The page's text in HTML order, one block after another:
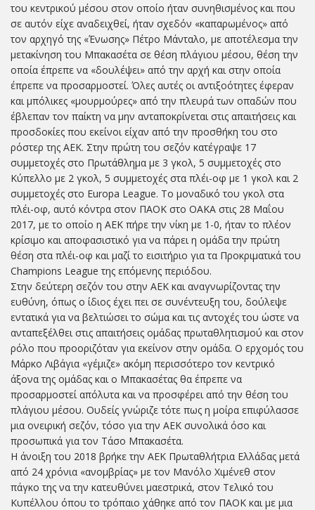
του κεντρικού μέσου στον οποίο ήταν συνηθισμένος και που
σε αυτόν είχε αναδειχθεί, ήταν σχεδόν «καπαρωμένος» από
τον αρχηγό της «Ένωσης» Πέτρο Μάνταλο, με αποτέλεσμα την
μετακίνηση του Μπακασέτα σε θέση πλάγιου μέσου, θέση την
οποία έπρεπε να «δουλέψει» από την αρχή και στην οποία
έπρεπε να προσαρμοστεί. Όλες αυτές οι αντιξοότητες έφεραν
και μπόλικες «μουρμούρες» από την πλευρά των οπαδών που
έβλεπαν τον παίκτη να μην ανταποκρίνεται στις απαιτήσεις και
προσδοκίες που εκείνοι είχαν από την προσθήκη του στο
ρόστερ της ΑΕΚ. Στην πρώτη του σεζόν κατέγραψε 17
συμμετοχές στο Πρωτάθλημα με 3 γκολ, 5 συμμετοχές στο
Κύπελλο με 2 γκολ, 5 συμμετοχές στα πλέι-οφ με 1 γκολ και 2
συμμετοχές στο Europa League. Το μοναδικό του γκολ στα
πλέι-οφ, αυτό κόντρα στον ΠΑΟΚ στο ΟΑΚΑ στις 28 Μαΐου
2017, με το οποίο η ΑΕΚ πήρε την νίκη με 1-0, ήταν το πλέον
κρίσιμο και αποφασιστικό για να πάρει η ομάδα την πρώτη
θέση στα πλέι-οφ και μαζί το εισιτήριο για τα Προκριματικά του
Champions League της επόμενης περιόδου.
Στην δεύτερη σεζόν του στην ΑΕΚ και αναγνωρίζοντας την
ευθύνη, όπως ο ίδιος έχει πει σε συνέντευξη του, δούλεψε
εντατικά για να βελτιώσει το σώμα και τις αντοχές του ώστε να
ανταπεξέλθει στις απαιτήσεις ομάδας πρωταθλητισμού και στον
ρόλο που προοριζόταν για εκείνον στην ομάδα. Ο ερχομός του
Μάρκο Λιβάγια «γέμιζε» ακόμη περισσότερο τον κεντρικό
άξονα της ομάδας και ο Μπακασέτας θα έπρεπε να
προσαρμοστεί απόλυτα και να προσφέρει από την θέση του
πλάγιου μέσου. Ουδείς γνώριζε τότε πως η μοίρα επιφύλασσε
μια ονειρική σεζόν, τόσο για την ΑΕΚ συνολικά όσο και
προσωπικά για τον Τάσο Μπακασέτα.
Η άνοιξη του 2018 βρήκε την ΑΕΚ Πρωταθλήτρια Ελλάδας μετά
από 24 χρόνια «ανομβρίας» με τον Μανόλο Χιμένεθ στον
πάγκο της να την κατευθύνει μαεστρικά, στον Τελικό του
Κυπέλλου όπου το τρόπαιο χάθηκε από τον ΠΑΟΚ και με μια